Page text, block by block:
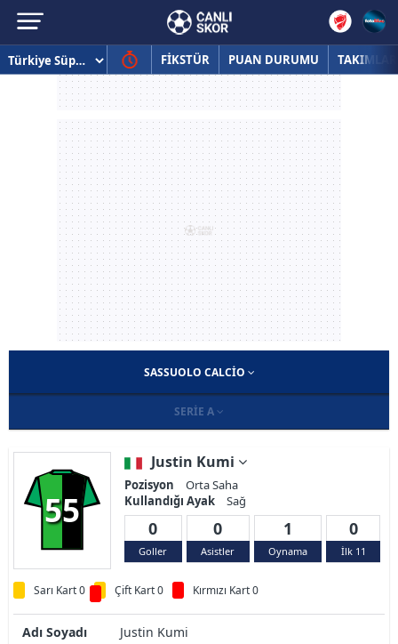
FİKSTÜR PUAN DURUMU TAKIMLAR
SASSUOLO CALCIO
SERIE A
55
Justin Kumi
Pozisyon
Orta Saha
Kullandığı Ayak
Sağ
0
Goller
0
Asistler
1
Oynama
0
İlk 11
Sarı Kart 0 Çift Kart 0 Kırmızı Kart 0
Adı Soyadı Justin Kumi